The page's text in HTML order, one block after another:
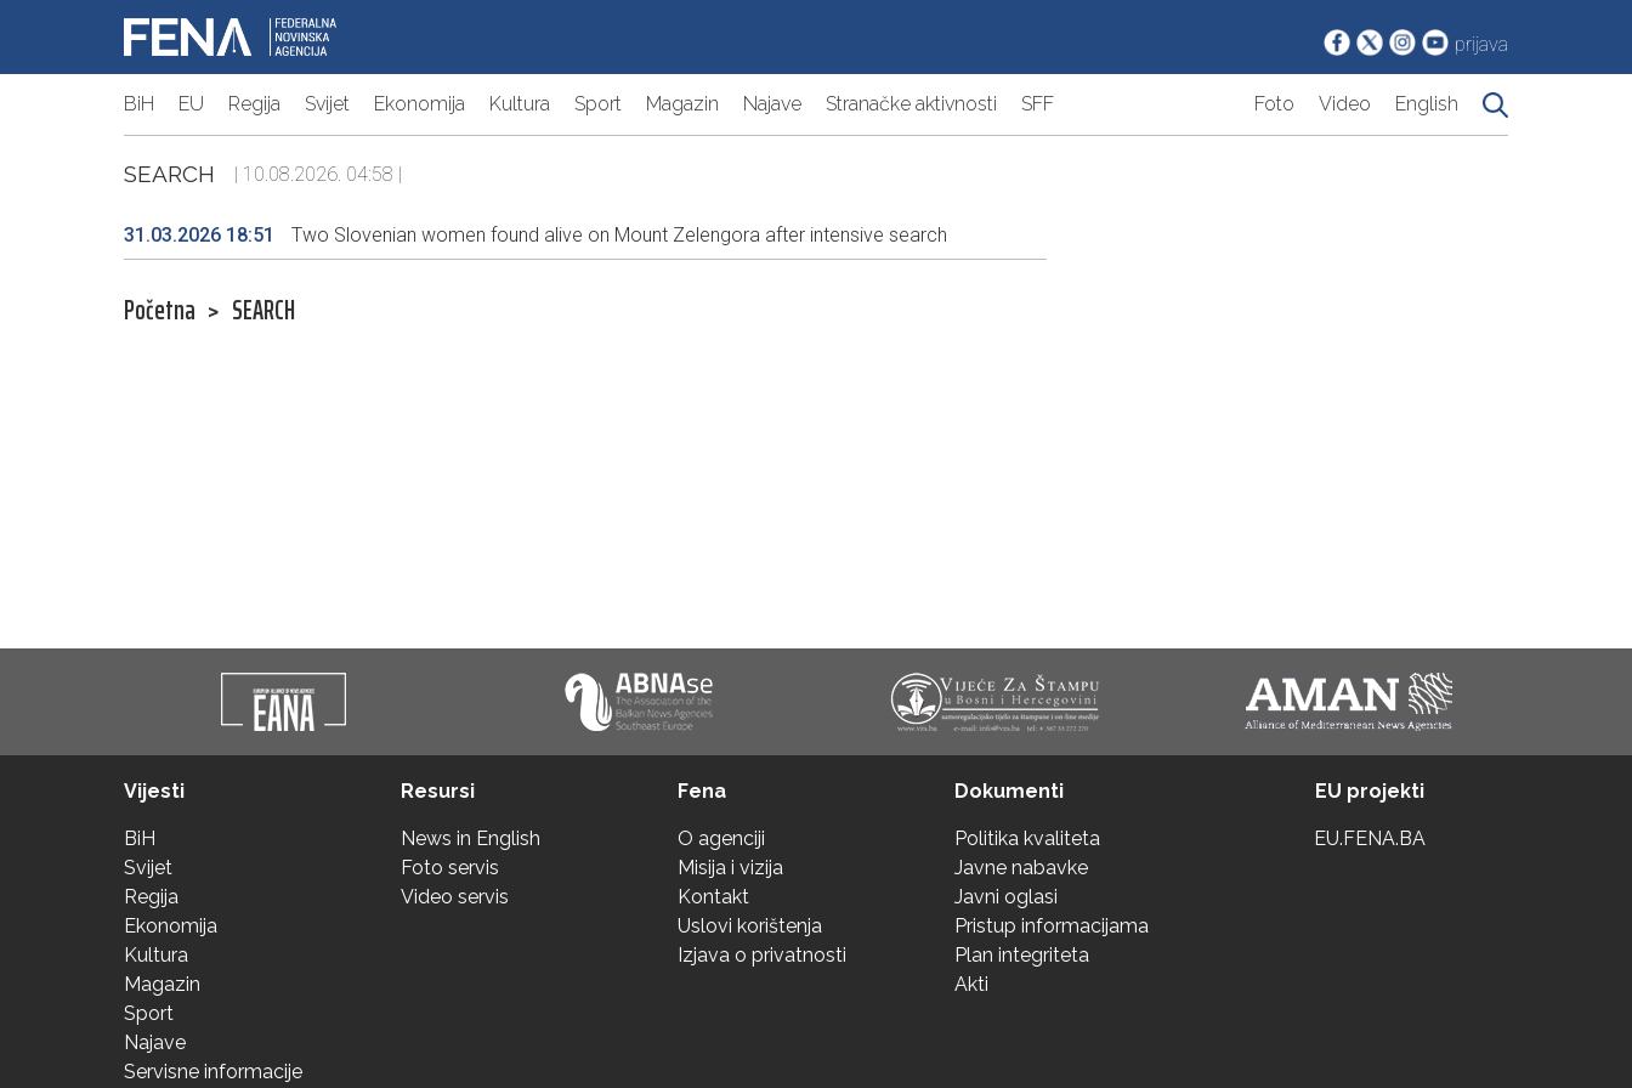
prijava
BiH EU Regija Svijet Ekonomija Kultura Sport Magazin Najave Stranačke aktivnosti SFF Foto Video English
SEARCH | 10.08.2026. 04:58 |
31.03.2026 18:51 Two Slovenian women found alive on Mount Zelengora after intensive search
Početna > SEARCH
Vijesti
BiH
Svijet
Regija
Ekonomija
Kultura
Magazin
Sport
Najave
Servisne informacije
Resursi
News in English
Foto servis
Video servis
Fena
O agenciji
Misija i vizija
Kontakt
Uslovi korištenja
Izjava o privatnosti
Dokumenti
Politika kvaliteta
Javne nabavke
Javni oglasi
Pristup informacijama
Plan integriteta
Akti
EU projekti
EU.FENA.BA